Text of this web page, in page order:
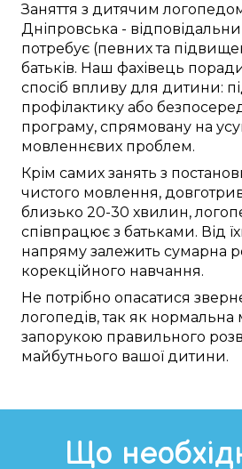
Заняття з дитячим
Дніпровська -
потребує (певнихта
батьків. Наш фахівець
спосіб впливу для дитини:
профілактику або
програму, спрямовану на
мовленнєвих проблем.
Крім самих занять з
чистого мовлення,
близько 20-30 хвилин,
співпрацює з батьками. Від
напряму залежить сумарна
корекційного навчання.
Не потрібно опасатися
логопедів,так як нормальна
запорукою правильного
майбутнього вашої дитини.
Що